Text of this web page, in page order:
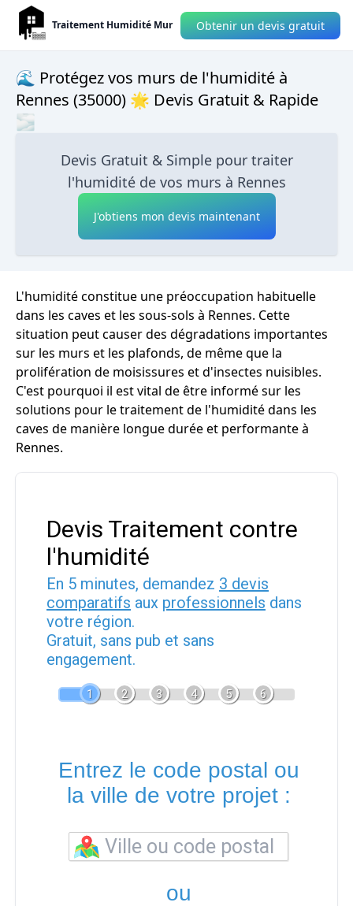
Traitement Humidité Mur Obtenir un devis gratuit
🌊 Protégez vos murs de l'humidité à
Rennes (35000) 🌟 Devis Gratuit & Rapide
🌫
Devis Gratuit & Simple pour traiter
l'humidité de vos murs à Rennes
J'obtiens mon devis maintenant
L'humidité constitue une préoccupation habituelle
dans les caves et les sous-sols à Rennes. Cette
situation peut causer des dégradations importantes
sur les murs et les plafonds, de même que la
prolifération de moisissures et d'insectes nuisibles.
C'est pourquoi il est vital de être informé sur les
solutions pour le traitement de l'humidité dans les
caves de manière longue durée et performante à
Rennes.
Devis Traitement contre
l'humidité
En 5 minutes, demandez 3 devis
comparatifs aux professionnels dans
votre région.
Gratuit, sans pub et sans
engagement.
1 2 3 4 5 6
Entrez le code postal ou
la ville de votre projet :
ou